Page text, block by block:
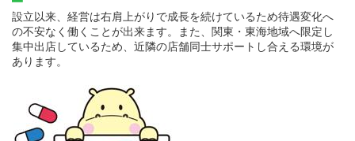
設立以来、経営は右肩上がりで成長を続けているため待遇変化へ
の不安なく働くことが出来ます。また、関東・東海地域へ限定し
集中出店しているため、近隣の店舗同士サポートし合える環境が
あります。